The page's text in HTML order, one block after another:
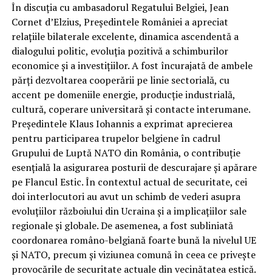
În discuția cu ambasadorul Regatului Belgiei, Jean
Cornet d’Elzius, Președintele României a apreciat
relațiile bilaterale excelente, dinamica ascendentă a
dialogului politic, evoluția pozitivă a schimburilor
economice și a investițiilor. A fost încurajată de ambele
părți dezvoltarea cooperării pe linie sectorială, cu
accent pe domeniile energie, producție industrială,
cultură, coperare universitară și contacte interumane.
Președintele Klaus Iohannis a exprimat aprecierea
pentru participarea trupelor belgiene în cadrul
Grupului de Luptă NATO din România, o contribuție
esențială la asigurarea posturii de descurajare și apărare
pe Flancul Estic. În contextul actual de securitate, cei
doi interlocutori au avut un schimb de vederi asupra
evoluțiilor războiului din Ucraina și a implicațiilor sale
regionale și globale. De asemenea, a fost subliniată
coordonarea româno-belgiană foarte bună la nivelul UE
și NATO, precum și viziunea comună în ceea ce privește
provocările de securitate actuale din vecinătatea estică.